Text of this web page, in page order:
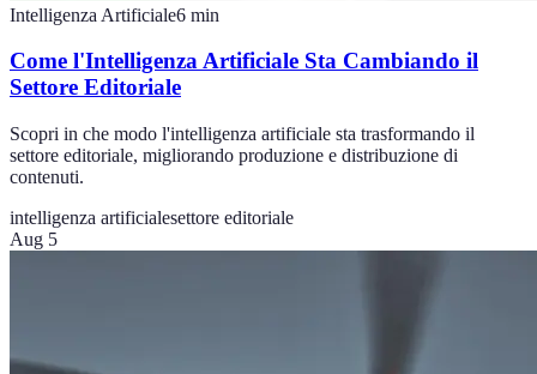
Intelligenza Artificiale6 min
Come l'Intelligenza Artificiale Sta Cambiando il
Settore Editoriale
Scopri in che modo l'intelligenza artificiale sta trasformando il
settore editoriale, migliorando produzione e distribuzione di
contenuti.
intelligenza artificialesettore editoriale
Aug 5